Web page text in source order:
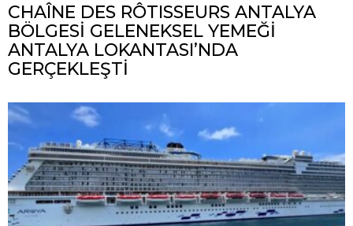
CHAÎNE DES RÔTISSEURS ANTALYA
BÖLGESİ GELENEKSEL YEMEĞİ
ANTALYA LOKANTASI’NDA
GERÇEKLEŞTİ